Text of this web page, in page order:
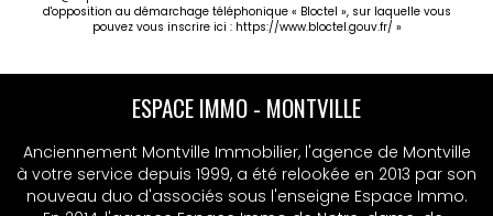
d'opposition au démarchage téléphonique « Bloctel », sur laquelle vous
pouvez vous inscrire ici : https://www.bloctel.gouv.fr/ »
ESPACE IMMO - MONTVILLE
Anciennement Montville Immobilier, l'agence de Montville
à votre service depuis 1999, a été relookée en 2013 par son
nouveau duo d'associés sous l'enseigne Espace Immo.